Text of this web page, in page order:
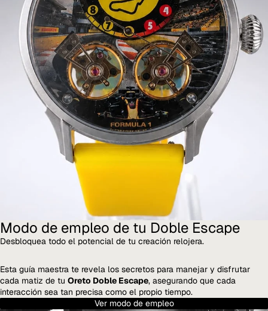
Modo de empleo de tu Doble Escape
Desbloquea todo el potencial de tu creación relojera.
Esta guía maestra te revela los secretos para manejar y disfrutar
cada matiz de tu Oreto Doble Escape, asegurando que cada
interacción sea tan precisa como el propio tiempo.
Ver modo de empleo